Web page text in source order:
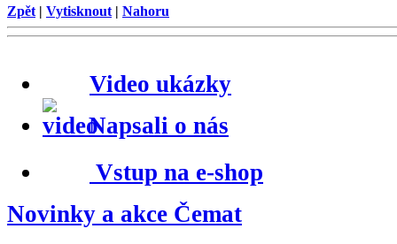
Zpět | Vytisknout | Nahoru
Video ukázky
Napsali o nás
Vstup na e-shop
Novinky a akce Čemat